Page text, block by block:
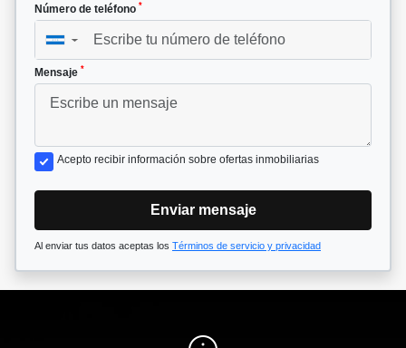
Número de teléfono *
▼
Mensaje *
Acepto recibir información sobre ofertas inmobiliarias
Enviar mensaje
Al enviar tus datos aceptas los Términos de servicio y privacidad